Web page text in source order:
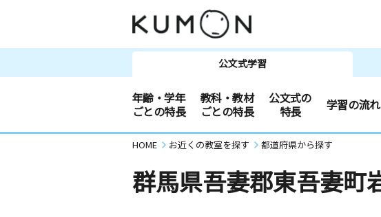
公文式学習
年齢・学年
ごとの特長
教科・教材
ごとの特長
公文式の
特長
学習の流れ
HOME お近くの教室を探す 都道府県から探す
群馬県吾妻郡東吾妻町